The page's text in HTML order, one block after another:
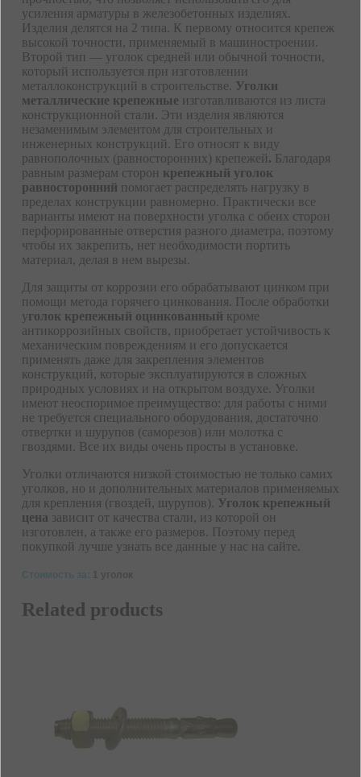
усиления арматуры в железобетонных изделиях.
Изделия делятся на 2 типа. К первому относится крепеж
высокой точности, применяемый в машиностроении.
Второй тип — уголок средней или обычной точности,
который используется при изготовлении
металлоконструкций в строительстве. Уголки
металлические крепежные изготавливаются из листа
конструкционной стали. Эти изделия являются
незаменимым элементом для строительных и
инженерных конструкций. Его относят к виду
равнополочных (равносторонних) крепежей. Благодаря
равным размерам сторон крепежный уголок
равносторонний помогает распределять нагрузку в
пределах конструкции равномерно. Практически все
варианты имеют на поверхности уголка с обеих сторон
перфорированные отверстия разного диаметра, поэтому
чтобы их закрепить, нет необходимости портить
материал, делая в нем вырезы.
Для защиты от коррозии его обрабатывают цинком при
помощи метода горячего цинкования. После обработки
уголок крепежный оцинкованный кроме
антикоррозийных свойств, приобретает устойчивость к
механическим повреждениям и его допускается
применять даже для закрепления элементов
конструкций, которые эксплуатируются в сложных
природных условиях и на открытом воздухе. Уголки
имеют неоспоримое преимущество: для работы с ними
не требуется специального оборудования, достаточно
отвертки и шурупов (саморезов) или молотка с
гвоздями. Все их виды очень просты в установке.
Уголки отличаются низкой стоимостью не только самих
уголков, но и дополнительных материалов применяемых
для крепления (гвоздей, шурупов). Уголок крепежный
цена зависит от качества стали, из которой он
изготовлен, а также его размеров. Поэтому перед
покупкой лучше узнать все данные у нас на сайте.
Стоимость за:
Related products